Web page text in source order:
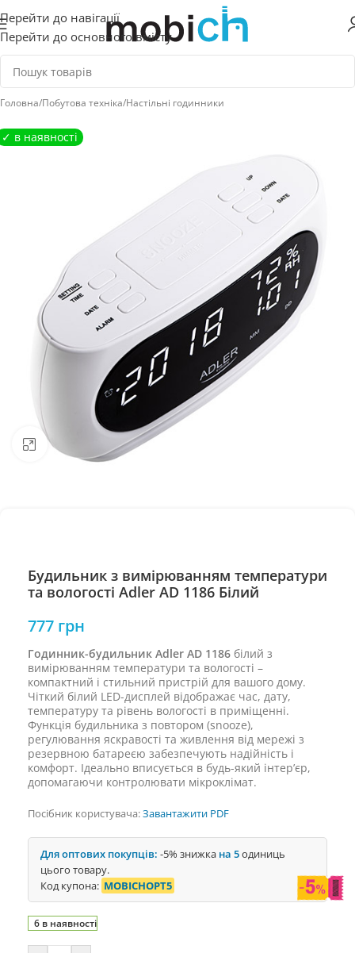
Перейти до навігації
Перейти до основного вмісту
Головна/Побутова техніка/Настільні годинники
Натисніть, щоб збільшити
Будильник з вимірюванням температури
та вологості Adler AD 1186 Білий
777 грн
Годинник-будильник Adler AD 1186 білий з
вимірюванням температури та вологості –
компактний і стильний пристрій для вашого дому.
Чіткий білий LED-дисплей відображає час, дату,
температуру та рівень вологості в приміщенні.
Функція будильника з повтором (snooze),
регулювання яскравості та живлення від мережі з
резервною батареєю забезпечують надійність і
комфорт. Ідеально вписується в будь-який інтер’єр,
допомагаючи контролювати мікроклімат.
Посібник користувача:Завантажити PDF
Для оптових покупців: -5% знижка на 5одиниць
цього товару.
Код купона: MOBICHOPT5
6 в наявності